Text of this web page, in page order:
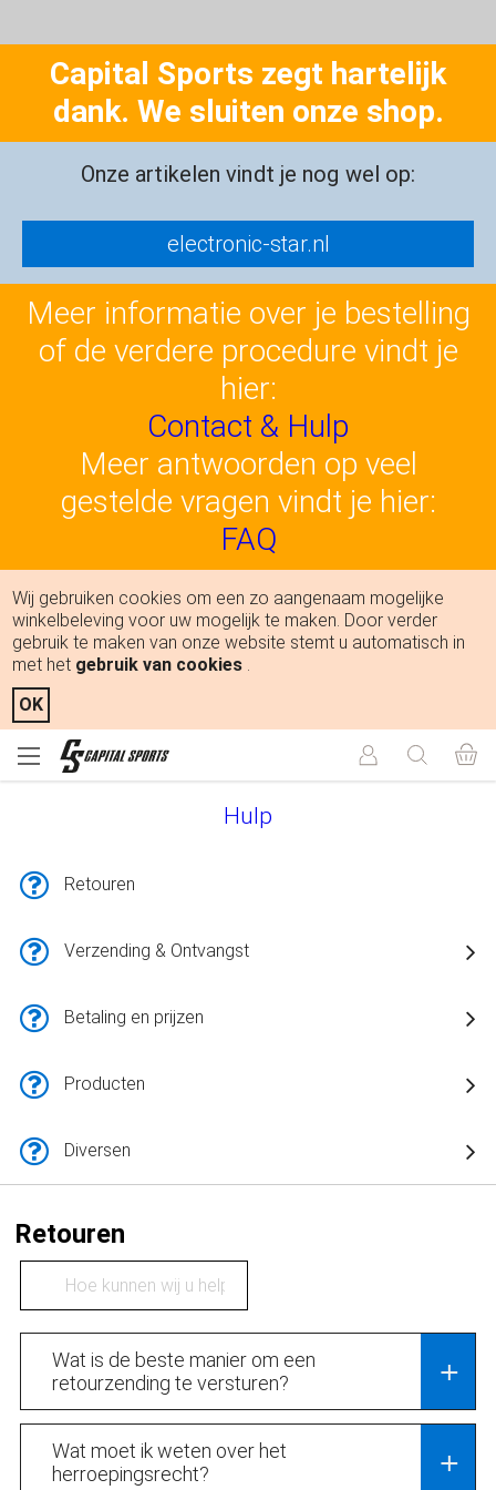
Capital Sports zegt hartelijk
dank. We sluiten onze shop.
Onze artikelen vindt je nog wel op:
electronic-star.nl
Meer informatie over je bestelling
of de verdere procedure vindt je
hier:
Contact & Hulp
Meer antwoorden op veel
gestelde vragen vindt je hier:
FAQ
Wij gebruiken cookies om een zo aangenaam mogelijke
winkelbeleving voor uw mogelijk te maken. Door verder
gebruik te maken van onze website stemt u automatisch in
met het gebruik van cookies .
OK
Hulp
Retouren
Verzending & Ontvangst
Betaling en prijzen
Producten
Diversen
Retouren
Wat is de beste manier om een
retourzending te versturen?
Verpakkingsmateriaal versturen we niet,
maar je kunt iedere standaard doos
Wat moet ik weten over het
herroepingsrecht?